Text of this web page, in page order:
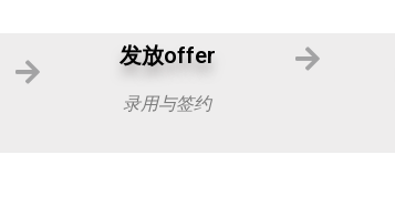
发放offer
录用与签约